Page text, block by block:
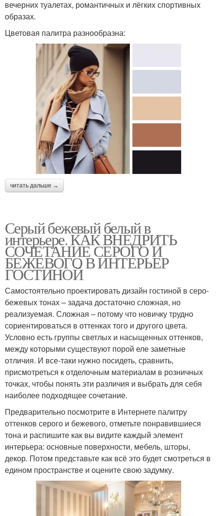
вечерних туалетах, романтичных и лёгких спортивных
образах.
Цветовая палитра разнообразна:
читать дальше →
Серый бежевый белый в
интерьере. КАК ВНЕДРИТЬ
СОЧЕТАНИЕ СЕРОГО И
БЕЖЕВОГО В ИНТЕРЬЕР
ГОСТИНОЙ
Самостоятельно проектировать дизайн гостиной в серо-
бежевых тонах – задача достаточно сложная, но
реализуемая. Сложная – потому что новичку трудно
сориентироваться в оттенках того и другого цвета.
Условно есть группы светлых и насыщенных оттенков,
между которыми существуют порой еле заметные
отличия. И все-таки нужно посидеть, сравнить,
присмотреться к отделочным материалам в розничных
точках, чтобы понять эти различия и выбрать для себя
наиболее подходящее сочетание.
Предварительно посмотрите в Интернете палитру
оттенков серого и бежевого, отметьте понравившиеся
тона и распишите как вы видите каждый элемент
интерьера: основные поверхности, мебель, шторы,
декор. Потом представьте как всё это будет смотреться в
едином пространстве и оцените свою задумку.